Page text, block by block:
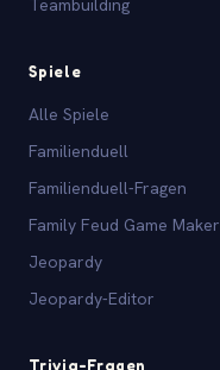
Teambuilding
Spiele
Alle Spiele
Familienduell
Familienduell-Fragen
Family Feud Game Maker
Jeopardy
Jeopardy-Editor
Trivia-Fragen